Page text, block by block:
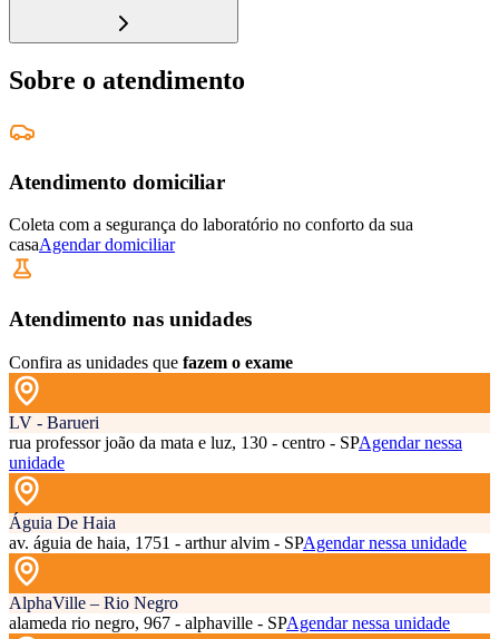
Sobre o atendimento
Atendimento domiciliar
Coleta com a segurança do laboratório no conforto da sua
casaAgendar domiciliar
Atendimento nas unidades
Confira as unidades que fazem o exame
LV - Barueri
rua professor joão da mata e luz, 130 - centro - SPAgendar nessa
unidade
Águia De Haia
av. águia de haia, 1751 - arthur alvim - SPAgendar nessa unidade
AlphaVille – Rio Negro
alameda rio negro, 967 - alphaville - SPAgendar nessa unidade